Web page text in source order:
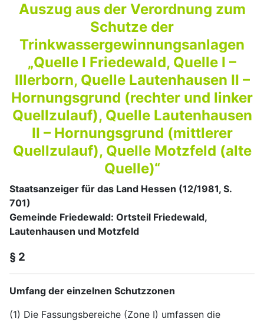
Auszug aus der Verordnung zum
Schutze der
Trinkwassergewinnungsanlagen
„Quelle I Friedewald, Quelle I –
Illerborn, Quelle Lautenhausen II –
Hornungsgrund (rechter und linker
Quellzulauf), Quelle Lautenhausen
II – Hornungsgrund (mittlerer
Quellzulauf), Quelle Motzfeld (alte
Quelle)“
Staatsanzeiger für das Land Hessen (12/1981, S.
701)
Gemeinde Friedewald: Ortsteil Friedewald,
Lautenhausen und Motzfeld
§ 2
Umfang der einzelnen Schutzzonen
(1) Die Fassungsbereiche (Zone I) umfassen die